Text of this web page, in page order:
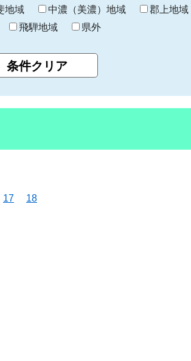
地域 中濃（美濃）地域
郡上地域
飛騨地域 県外
17 18